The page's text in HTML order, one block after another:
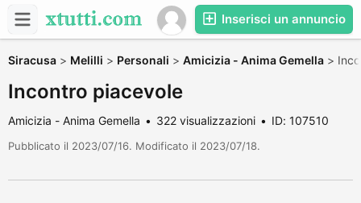
Inserisci un annuncio
Siracusa > Melilli > Personali > Amicizia - Anima Gemella >
Incontro piacevole
Amicizia - Anima Gemella 322 visualizzazioni ID: 107510
Pubblicato il 2023/07/16. Modificato il 2023/07/18.